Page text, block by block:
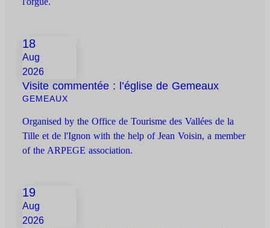
18
Aug
2026
Visite commentée : l’église de Gemeaux
GEMEAUX
Organised by the Office de Tourisme des Vallées de la
Tille et de l'Ignon with the help of Jean Voisin, a member
of the ARPEGE association.
19
Aug
2026